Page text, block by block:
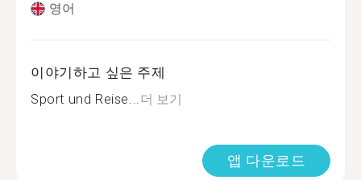
영어
이야기하고 싶은 주제
Sport und Reise...더 보기
앱 다운로드